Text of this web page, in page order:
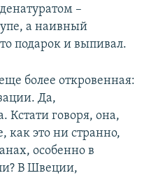
–
а наивный
подарок и выпивал.
более откровенная:
Да,
Кстати говоря, она,
это ни странно,
особенно в
В Швеции,